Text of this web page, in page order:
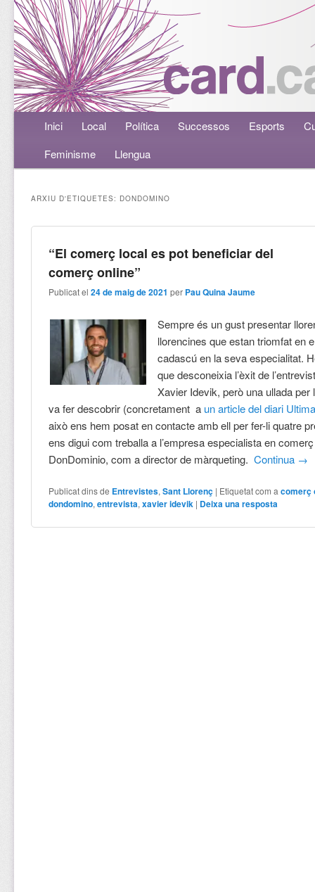
Menú principalAneu al contingut principal
Aneu al contingut secundari
Inici Local Política Successos Esports
Feminisme
Llengua
ARXIU D'ETIQUETES: DONDOMINO
“El comerç local es pot beneficiar del
comerç online”
Publicat el24 de maig de 2021 per Pau Quina Jaume
Sempre és un gust presentar
llorencines que estan triomfat en
cadascú en la seva especialitat.
que desconeixia l’èxit de
Xavier Idevik, però una ullada per
va fer descobrir (concretament a un article del diari
això ens hem posat en contacte amb ell per fer-li quatre
ens digui com treballa a l’empresa especialista en
DonDominio, com a director de màrqueting.Continua →
Publicat dins de Entrevistes,Sant Llorenç | Etiquetat com a comerç
dondomino,entrevista,xavier idevik | Deixa una resposta